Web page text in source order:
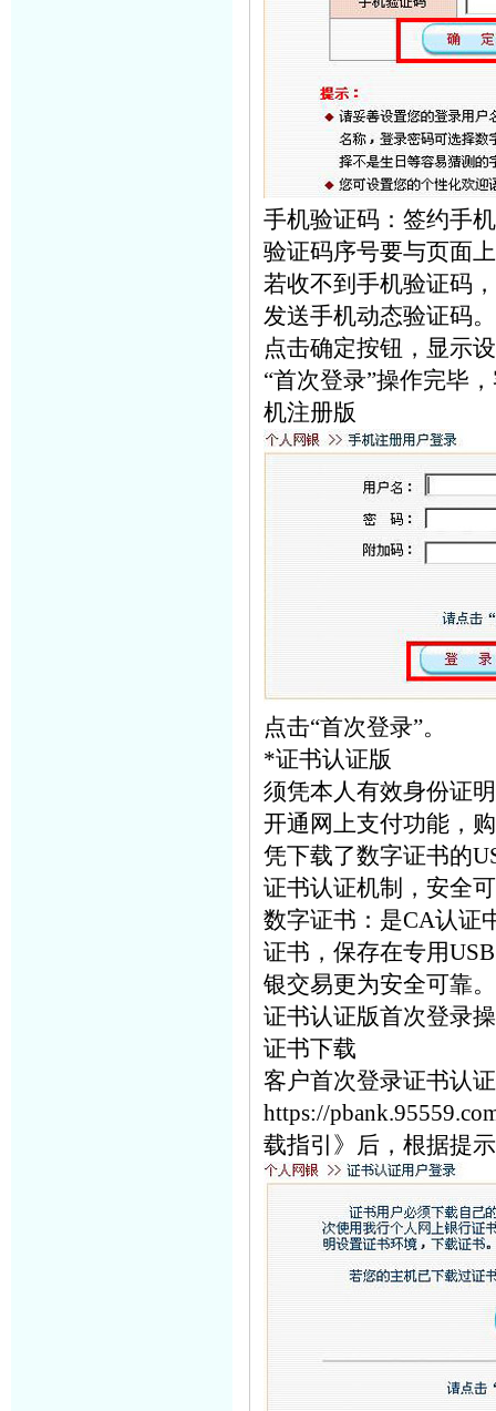
手机验证码：签约手
验证码序号要与页面
若收不到手机验证码
发送手机动态验证码。
点击确定按钮，显示
“首次登录”操作完毕
机注册版
点击“首次登录”。
*证书认证版
须凭本人有效身份证
开通网上支付功能，
凭下载了数字证书的
证书认证机制，安全
数字证书：是CA认证
证书，保存在专用
银交易更为安全可靠。
证书认证版首次登录
证书下载
客户首次登录证书认
https://
载指引》后，根据提